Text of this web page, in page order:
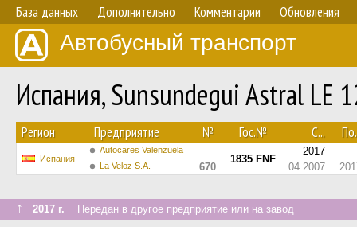
База данных Дополнительно Комментарии Обновления
Автобусный транспорт
Испания, Sunsundegui Astral LE
Регион Предприятие № Гос.№ С...
Испания
Autocares Valenzuela
1835 FNF
2017
La Veloz S.A. 670 04.2007
↑ 2017 г. Передан в другое предприятие или на завод